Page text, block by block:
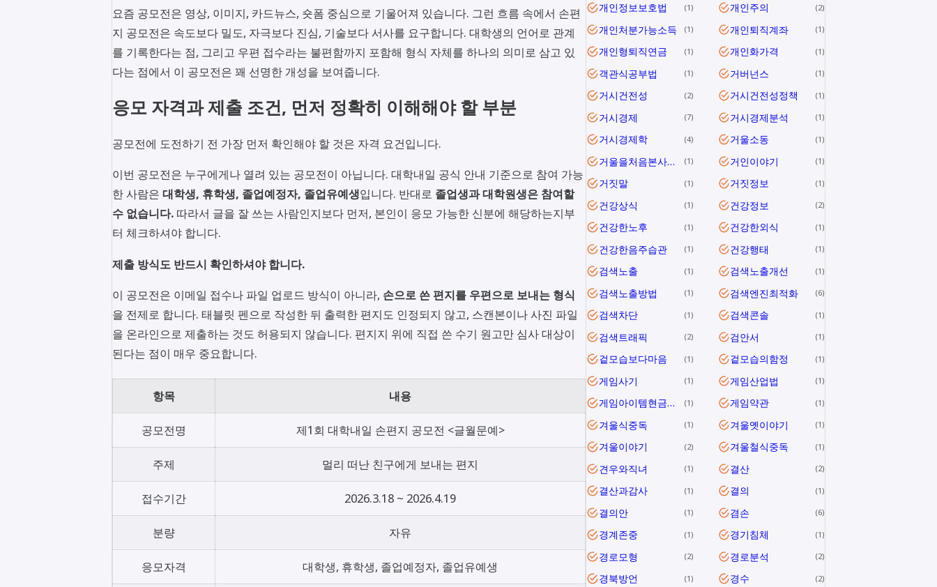
요즘 공모전은 영상, 이미지, 카드뉴스, 숏폼 중심으로 기울어져 있습니다. 그런 흐름 속에서 손편
지 공모전은 속도보다 밀도, 자극보다 진심, 기술보다 서사를 요구합니다. 대학생의 언어로 관계
를 기록한다는 점, 그리고 우편 접수라는 불편함까지 포함해 형식 자체를 하나의 의미로 삼고 있
다는 점에서 이 공모전은 꽤 선명한 개성을 보여줍니다.
응모 자격과 제출 조건, 먼저 정확히 이해해야 할 부분
공모전에 도전하기 전 가장 먼저 확인해야 할 것은 자격 요건입니다.
이번 공모전은 누구에게나 열려 있는 공모전이 아닙니다. 대학내일 공식 안내 기준으로 참여 가능
한 사람은 대학생, 휴학생, 졸업예정자, 졸업유예생입니다. 반대로 졸업생과 대학원생은 참여할
수 없습니다. 따라서 글을 잘 쓰는 사람인지보다 먼저, 본인이 응모 가능한 신분에 해당하는지부
터 체크하셔야 합니다.
제출 방식도 반드시 확인하셔야 합니다.
이 공모전은 이메일 접수나 파일 업로드 방식이 아니라, 손으로 쓴 편지를 우편으로 보내는 형식
을 전제로 합니다. 태블릿 펜으로 작성한 뒤 출력한 편지도 인정되지 않고, 스캔본이나 사진 파일
을 온라인으로 제출하는 것도 허용되지 않습니다. 편지지 위에 직접 쓴 수기 원고만 심사 대상이
된다는 점이 매우 중요합니다.
항목 내용
공모전명 제1회 대학내일 손편지 공모전 <글월문예>
주제 멀리 떠난 친구에게 보내는 편지
접수기간 2026.3.18 ~ 2026.4.19
분량 자유
응모자격 대학생, 휴학생, 졸업예정자, 졸업유예생
개인정보보호법 1 개인주의 2
개인처분가능소득 1 개인퇴직계좌 1
개인형퇴직연금 1 개인화가격 1
객관식공부법 1 거버넌스 1
거시건전성 2 거시건전성정책 1
거시경제 7 거시경제분석 1
거시경제학 4 거울소동 1
거울을처음본사람들 1 거인이야기 1
거짓말 1 거짓정보 1
건강상식 1 건강정보 2
건강한노후 1 건강한외식 1
건강한음주습관 1 건강행태 1
검색노출 1 검색노출개선 1
검색노출방법 1 검색엔진최적화 6
검색차단 1 검색콘솔 1
검색트래픽 2 검안서 1
겉모습보다마음 1 겉모습의함정 1
게임사기 1 게임산업법 1
게임아이템현금거래 1 게임약관 1
겨울식중독 1 겨울옛이야기 1
겨울이야기 2 겨울철식중독 1
견우와직녀 1 결산 2
결산과감사 1 결의 1
결의안 1 겸손 6
경계존중 1 경기침체 1
경로모형 2 경로분석 2
경북방언 1 경수 2